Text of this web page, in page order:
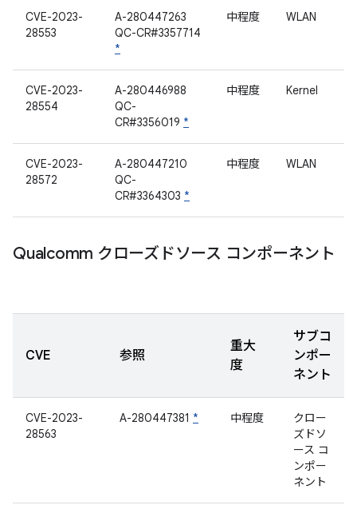
CVE-2023-
28553
A-280447263
QC-CR#3357714
*
中程度 WLAN
CVE-2023-
28554
A-280446988
QC-
CR#3356019 *
中程度 Kernel
CVE-2023-
28572
A-280447210
QC-
CR#3364303 *
中程度 WLAN
Qualcomm クローズドソース コンポーネント
CVE 参照
重大
度
サブコ
ンポー
ネント
CVE-2023-
28563
A-280447381 * 中程度
クロー
ズドソ
ース コ
ンポー
ネント